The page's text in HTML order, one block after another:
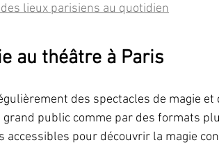
lieux parisiens au quotidien
au théâtre à Paris
des spectacles de magie et
public comme par des formats
accessibles pour découvrir la magie